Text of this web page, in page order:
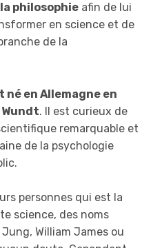
philosophie afin de lui
en science et de
de la
né en Allemagne en
Wundt. Il est curieux de
remarquable et
de la psychologie
personnes qui est la
science, des noms
William James ou